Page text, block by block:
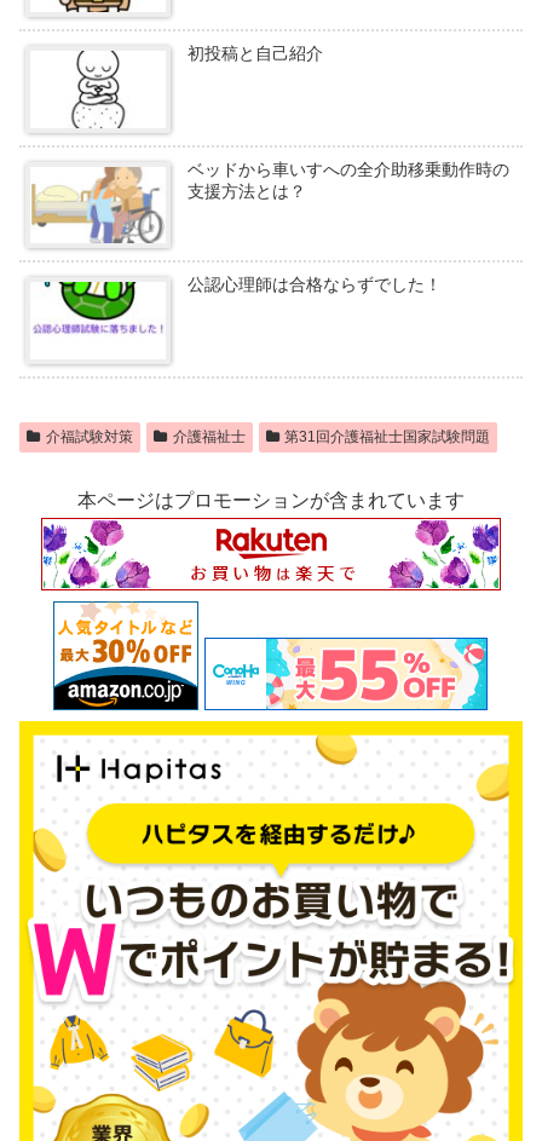
初投稿と自己紹介
ベッドから車いすへの全介助移乗動作時の
支援方法とは？
公認心理師は合格ならずでした！
介福試験対策 介護福祉士 第31回介護福祉士国家試験問題
本ページはプロモーションが含まれています